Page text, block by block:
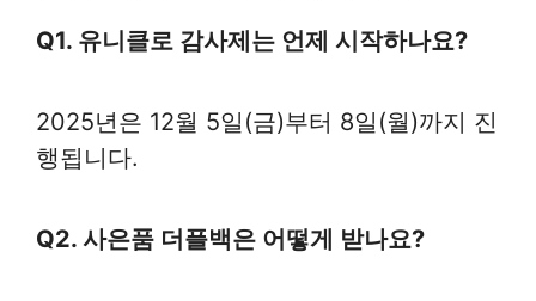
Q1. 유니클로 감사제는 언제 시작하나요?
2025년은 12월 5일(금)부터 8일(월)까지 진
행됩니다.
Q2. 사은품 더플백은 어떻게 받나요?